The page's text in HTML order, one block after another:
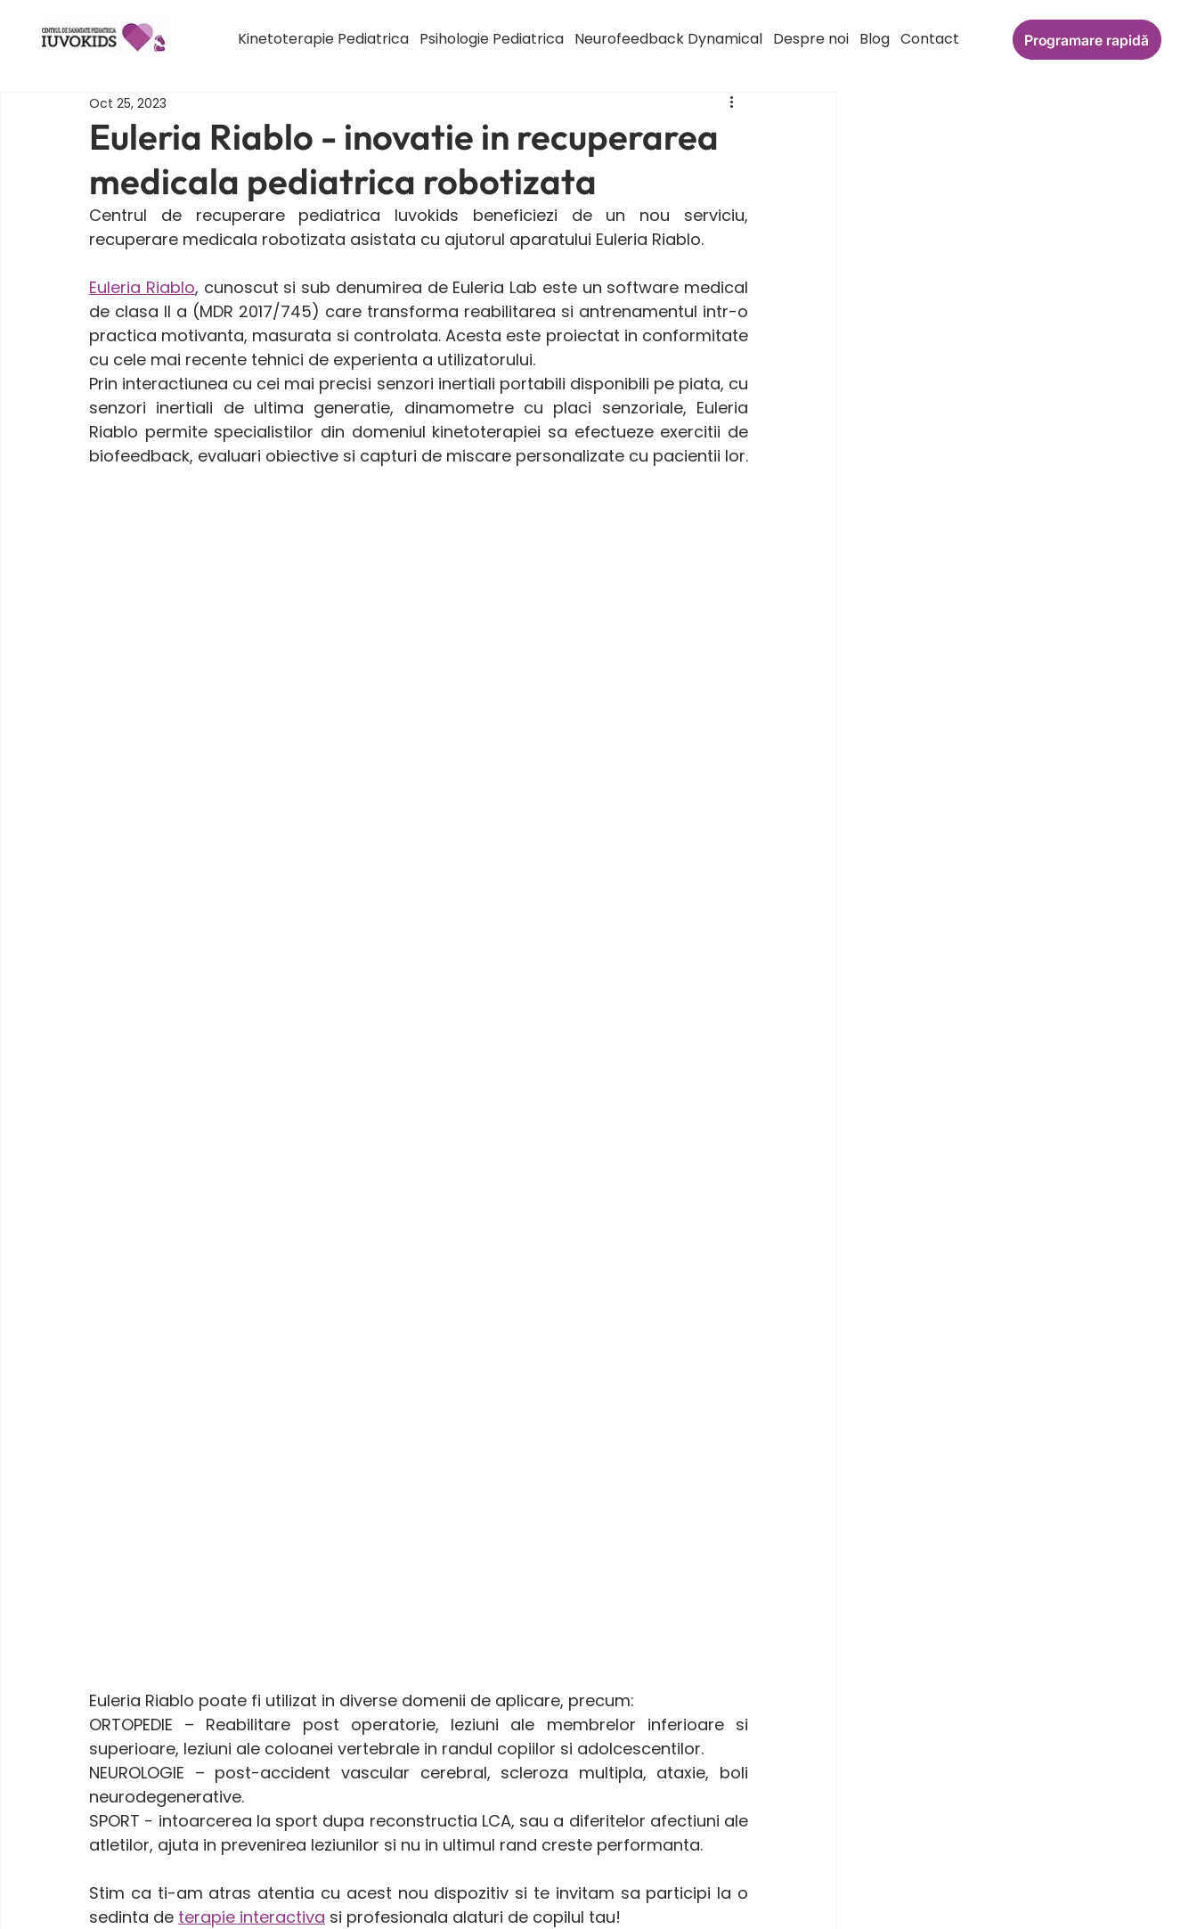
Kinetoterapie Pediatrica Psihologie Pediatrica Neurofeedback Dynamical Despre noi Blog Contact Programare rapidă
Euleria Riablo - inovatie in recuperarea
medicala pediatrica robotizata
Oct 25, 2023
Centrul de recuperare pediatrica Iuvokids beneficiezi de un nou serviciu,
recuperare medicala robotizata asistata cu ajutorul aparatului Euleria Riablo.
Euleria Riablo, cunoscut si sub denumirea de Euleria Lab este un software medical
de clasa Il a (MDR 2017/745) care transforma reabilitarea si antrenamentul intr-o
practica motivanta, masurata si controlata. Acesta este proiectat in conformitate
cu cele mai recente tehnici de experienta a utilizatorului.
Prin interactiunea cu cei mai precisi senzori inertiali portabili disponibili pe piata, cu
senzori inertiali de ultima generatie, dinamometre cu placi senzoriale, Euleria
Riablo permite specialistilor din domeniul kinetoterapiei sa efectueze exercitii de
biofeedback, evaluari obiective si capturi de miscare personalizate cu pacientii lor.
Euleria Riablo poate fi utilizat in diverse domenii de aplicare, precum:
ORTOPEDIE – Reabilitare post operatorie, leziuni ale membrelor inferioare si
superioare, leziuni ale coloanei vertebrale in randul copiilor si adolcescentilor.
NEUROLOGIE – post-accident vascular cerebral, scleroza multipla, ataxie, boli
neurodegenerative.
SPORT - intoarcerea la sport dupa reconstructia LCA, sau a diferitelor afectiuni ale
atletilor, ajuta in prevenirea leziunilor si nu in ultimul rand creste performanta.
Stim ca ti-am atras atentia cu acest nou dispozitiv si te invitam sa participi la o
sedinta de terapie interactiva si profesionala alaturi de copilul tau!